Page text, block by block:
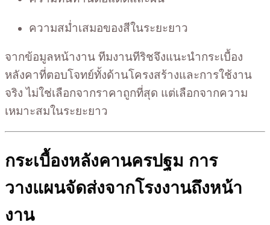
ความสม่ำเสมอของสีในระยะยาว
จากข้อมูลหน้างาน ทีมงานทีริชจึงแนะนำกระเบื้อง
หลังคาที่ตอบโจทย์ทั้งด้านโครงสร้างและการใช้งาน
จริง ไม่ใช่เลือกจากราคาถูกที่สุด แต่เลือกจากความ
เหมาะสมในระยะยาว
กระเบื้องหลังคานครปฐม การ
วางแผนจัดส่งจากโรงงานถึงหน้า
งาน